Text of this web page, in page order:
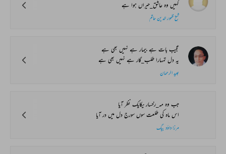
کہیں وہ عاشق_حیراں ہوا ہے
شیخ ظہور الدین حاتم
عجیب بات ہے بیمار ہے نہیں بھی ہے
یہ دل تمہارا طلب_گار ہے نہیں بھی ہے
عبید الرحمان
جب وہ مہ_رخسار یکایک نظر آیا
اس ماہ کی طلعت سوں سورج دل میں در آیا
مرزا داؤد بیگ